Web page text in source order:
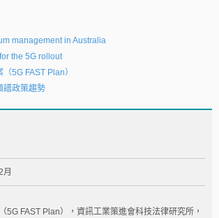
management in Australia
the 5G rollout
5G FAST Plan）
譜政策趨勢
月
5G FAST Plan），資訊工業策進會科技法律研究所，